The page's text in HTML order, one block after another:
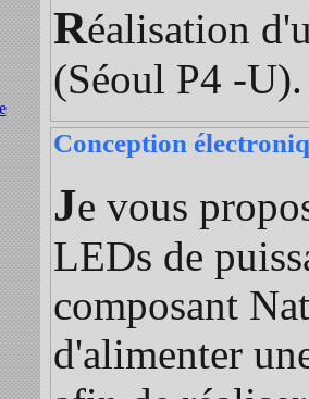
Réalisation
(Séoul P4 -U).
Conception
Je vous
LEDs de
composant
d'alimenter